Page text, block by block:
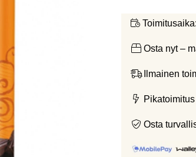
Toimitusaika:
Osta nyt –
Ilmainen
Osta